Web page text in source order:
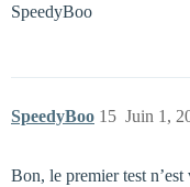
SpeedyBoo
SpeedyBoo Juin 1,
15
Bon, le premier test